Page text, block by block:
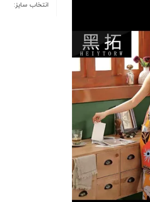
انتخاب سايز: